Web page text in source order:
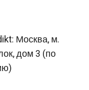
Москва, м.
дом 3 (по